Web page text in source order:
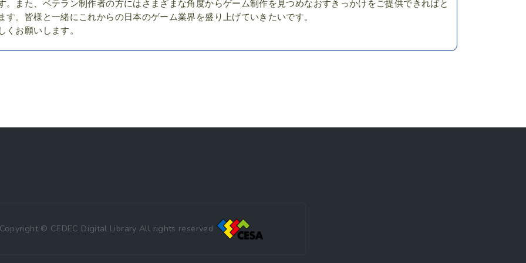
。また、ベテラン制作者の方にはさまざまな角度からゲーム制作を見つめなおすきっかけをご提供できればと
す。皆様と一緒にこれからの日本のゲーム業界を盛り上げていきたいです。
くお願いします。
Copyright © CEDEC Digital Library All rights reserved